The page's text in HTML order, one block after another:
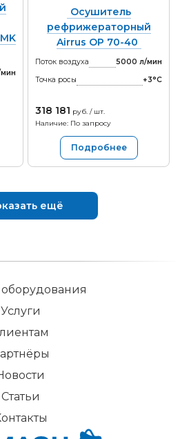
Осушитель
рефрижераторный
Airrus OP 70-40
Поток воздуха
5000 л/мин
Точка росы
+3°С
318 181 руб. / шт.
Наличие: По запросу
Подробнее
ещё
оборудования
Услуги
Статьи